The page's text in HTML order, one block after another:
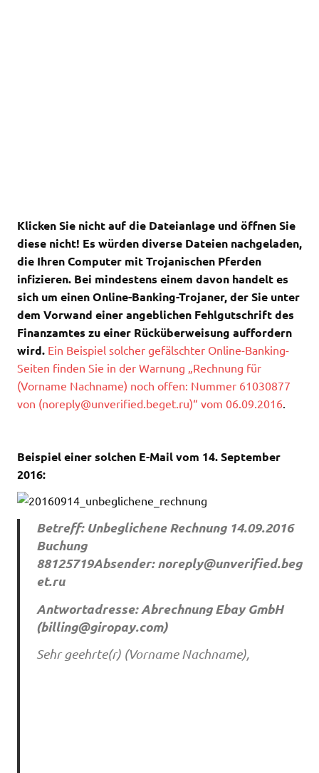
Klicken Sie nicht auf die Dateianlage und öffnen Sie
diese nicht! Es würden diverse Dateien nachgeladen,
die Ihren Computer mit Trojanischen Pferden
infizieren. Bei mindestens einem davon handelt es
sich um einen Online-Banking-Trojaner, der Sie unter
dem Vorwand einer angeblichen Fehlgutschrift des
Finanzamtes zu einer Rücküberweisung auffordern
wird. Ein Beispiel solcher gefälschter Online-Banking-
Seiten finden Sie in der Warnung „Rechnung für
(Vorname Nachname) noch offen: Nummer 61030877
von (noreply@unverified.beget.ru)“ vom 06.09.2016
Beispiel einer solchen E-Mail vom 14. September
2016:
Betreff: Unbeglichene Rechnung 14.09.2016
Buchung
88125719Absender:noreply@unverified.beg
et.ru
Antwortadresse: Abrechnung Ebay GmbH
(billing@giropay.com)
Sehr geehrte(r) (Vorname Nachname),